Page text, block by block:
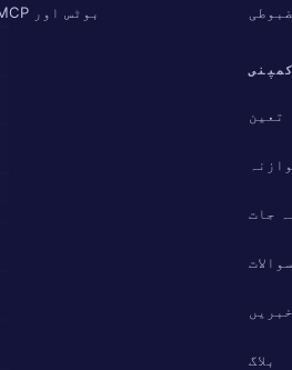
بوٹس اور MCP
بلاگ